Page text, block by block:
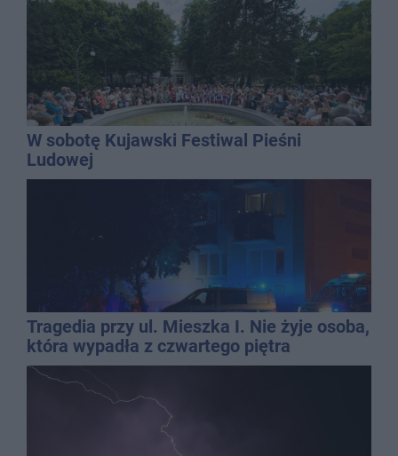
W sobotę Kujawski Festiwal Pieśni
Ludowej
Tragedia przy ul. Mieszka I. Nie żyje osoba,
która wypadła z czwartego piętra